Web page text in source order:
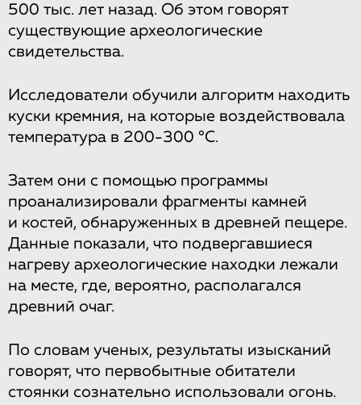
500 тыс. лет назад. Об этом говорят
существующие археологические
свидетельства.
Исследователи обучили алгоритм находить
куски кремния, на которые воздействовала
температура в 200-300 °C.
Затем они с помощью программы
проанализировали фрагменты камней
и костей, обнаруженных в древней пещере.
Данные показали, что подвергавшиеся
нагреву археологические находки лежали
на месте, где, вероятно, располагался
древний очаг.
По словам ученых, результаты изысканий
говорят, что первобытные обитатели
стоянки сознательно использовали огонь.